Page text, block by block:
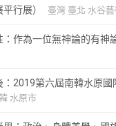
行展）
臺灣 臺北 水谷
：作為一位無神論的有神
：2019第六屆南韓水原國
水原市